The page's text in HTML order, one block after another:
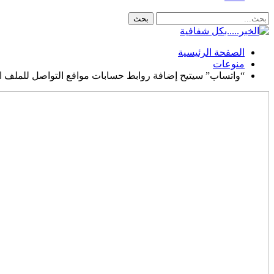
الصفحة الرئيسية
منوعات
“واتساب” سيتيح إضافة روابط حسابات مواقع التواصل